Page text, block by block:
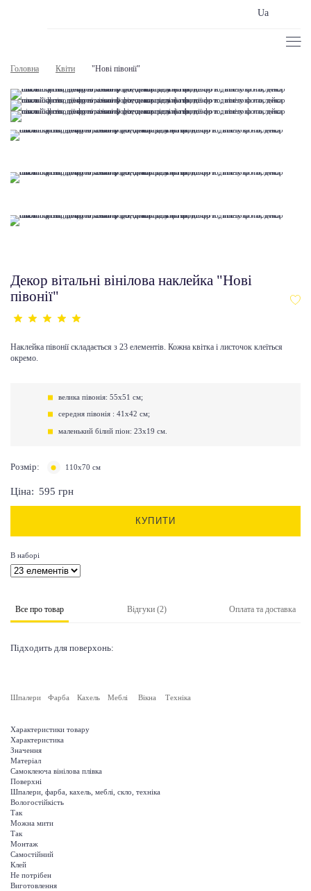
Ua
Головна Квіти "Нові півонії"
Декор вітальні вінілова наклейка "Нові
півонії"
Наклейка півонії складається з 23 елементів. Кожна квітка і листочок клеїться
окремо.
велика півонія: 55x51 cм;
cередня півонія : 41х42 см;
маленький білий піон: 23х19 см.
Розмір: 110х70 см
Ціна: 595 грн
КУПИТИ
В наборі
Все про товар Відгуки (2) Оплата та доставка
Підходить для поверхонь:
Шпалери Фарба Кахель Меблі Вікна Техніка
Характеристики товару
Характеристика
Значення
Матеріал
Самоклеюча вінілова плівка
Поверхні
Шпалери, фарба, кахель, меблі, скло, техніка
Вологостійкість
Так
Можна мити
Так
Монтаж
Самостійний
Клей
Не потрібен
Виготовлення